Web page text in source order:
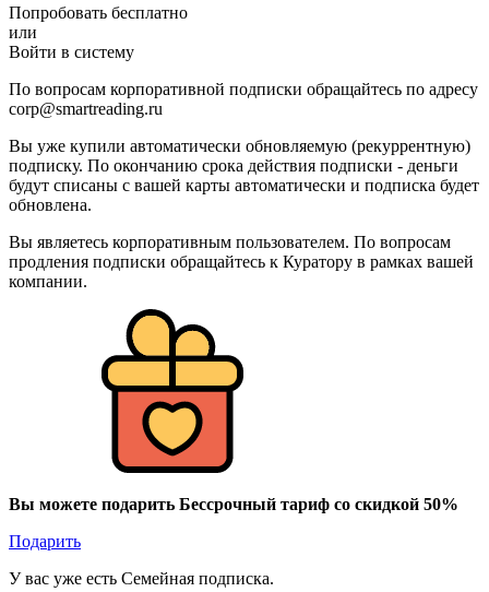
Попробовать бесплатно
или
Войти в систему
По вопросам корпоративной подписки обращайтесь по адресу
corp@smartreading.ru
Вы уже купили автоматически обновляемую (рекуррентную)
подписку. По окончанию срока действия подписки - деньги
будут списаны с вашей карты автоматически и подписка будет
обновлена.
Вы являетесь корпоративным пользователем. По вопросам
продления подписки обращайтесь к Куратору в рамках вашей
компании.
Вы можете подарить Бессрочный тариф со скидкой 50%
Подарить
У вас уже есть Семейная подписка.